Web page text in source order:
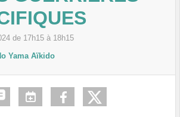
de 17h15 à 18h15
Yama Aïkido